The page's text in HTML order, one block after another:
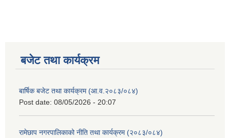
बजेट तथा कार्यक्रम
बार्षिक बजेट तथा कार्यक्रम (आ.व.२०८३/०८४)
Post date: 08/05/2026 - 20:07
रामेछाप नगरपालिकाको नीति तथा कार्यक्रम (२०८३/०८४)